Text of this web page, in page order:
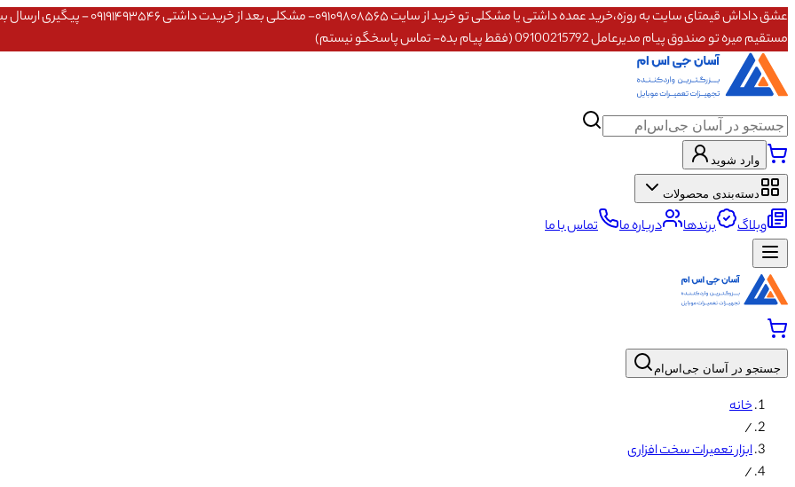
مستقیم میره تو صندوق پیام مدیرعامل 09100215792 (فقط پیام بده- تماس پاسخگو نیستم)
وارد شوید
دسته‌بندی محصولات
وبلاگ برندها درباره ما تماس با ما
جستجو در آسان جی‌اس‌ام
خانه
/
ابزار تعمیرات سخت افزاری
/